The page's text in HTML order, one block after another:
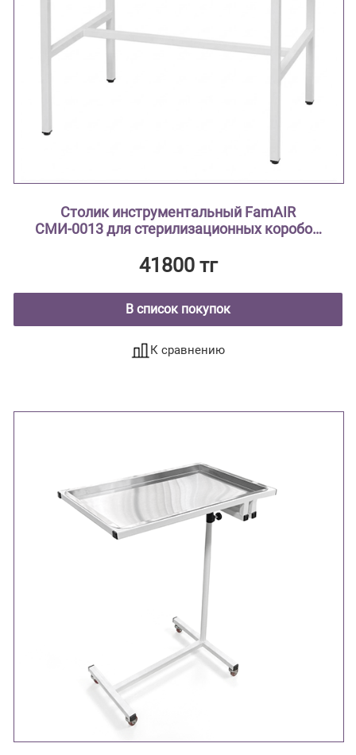
Столик инструментальный FamAIR
СМИ-0013 для стерилизационных коробок
41800 тг
В список покупок
К сравнению